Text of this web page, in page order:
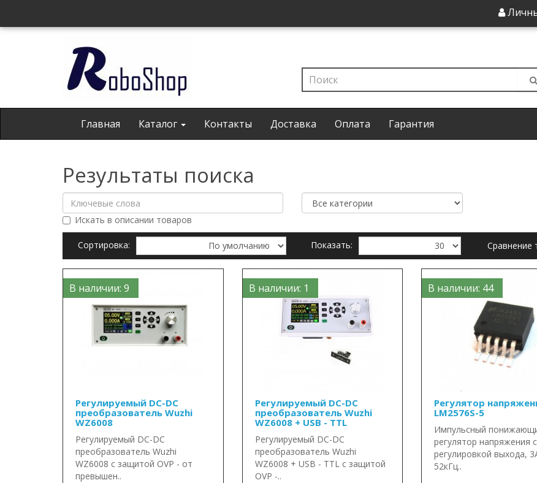
Главная Каталог Контакты Доставка Оплата Гарантия
Результаты поиска
Искать в описании товаров
Сортировка: Показать: Сравнение
В наличии: 9
Регулируемый DC-DC
преобразователь Wuzhi
WZ6008
Регулируемый DC-DC
преобразователь Wuzhi
WZ6008 с защитой OVP - от
превышен..
В наличии: 1
Регулируемый DC-DC
преобразователь Wuzhi
WZ6008 + USB - TTL
Регулируемый DC-DC
преобразователь Wuzhi
WZ6008 + USB - TTL с защитой
OVP -..
В наличии: 44
Регулятор
LM2576S-5
Импульсный
регулятор напряжения с
регулировкой выхода,
52кГц..